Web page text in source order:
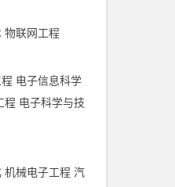
物联网工程
电子信息科学
程 电子科学与技
机械电子工程 汽